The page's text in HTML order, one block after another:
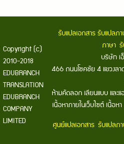
Copyright (c)
2010-2018
EDUBRANCH
TRANSLATION
EDUBRANCH
COMPANY
LIMITED
รับแปลเอกสารรับแปลภ
ภาษา
บริษัท เ
466 ถนนโชคชัย 4 แขวงลา
ห้ามคัดลอก เลียนแบบ และแ
เนื้อหาภายในเว็บไซต์ เนื้อ
ศูนย์แปลเอกสาร รับแปลภ